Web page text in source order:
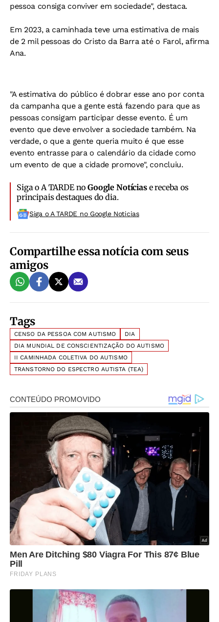
pessoa consiga conviver em sociedade", destaca.
Em 2023, a caminhada teve uma estimativa de mais
de 2 mil pessoas do Cristo da Barra até o Farol, afirma
Ana.
"A estimativa do público é dobrar esse ano por conta
da campanha que a gente está fazendo para que as
pessoas consigam participar desse evento. É um
evento que deve envolver a sociedade também. Na
verdade, o que a gente queria muito é que esse
evento entrasse para o calendário da cidade como
um evento de que a cidade promove", concluiu.
Siga o A TARDE noGoogle Notíciase receba os
principais destaques do dia.
Siga o A TARDE no Google Noticias
Compartilhe essa notícia com seus
amigos
Tags
CENSO DA PESSOA COM AUTISMO
DIA
DIA MUNDIAL DE CONSCIENTIZAÇÃO DO AUTISMO
II CAMINHADA COLETIVA DO AUTISMO
TRANSTORNO DO ESPECTRO AUTISTA (TEA)